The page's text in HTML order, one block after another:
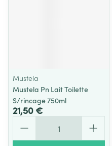
Mustela
Mustela Pn Lait Toilette
S/rincage 750ml
21,50 €